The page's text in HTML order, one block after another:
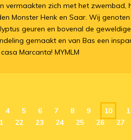
vermaakten zich met het zwembad,
Monster Henk en Saar. Wij
geuren en bovenal de
gemaakt en van Bas een
Marcanta! MYMLM
4 5 6 7 8 9 10
22 23 24 25 26 27